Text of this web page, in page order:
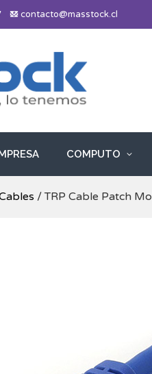
contacto@masstock.cl
COMPUTO
/ TRP Cable Patch